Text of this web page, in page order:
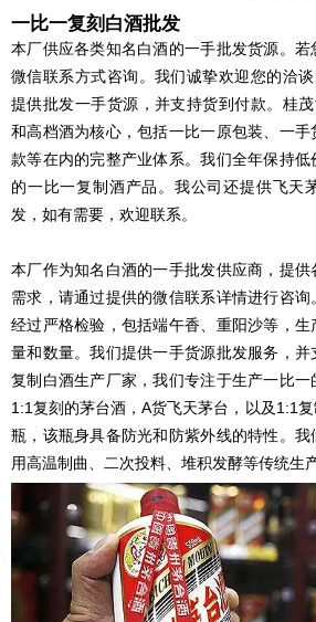
一比一复刻白酒批发
本厂供应各类知名白酒的一手批发货源。
微信联系方式咨询。我们诚挚欢迎您的洽
提供批发一手货源，并支持货到付款。桂
和高档酒为核心，包括一比一原包装、一
款等在内的完整产业体系。我们全年保持
的一比一复制酒产品。我公司还提供飞天
发，如有需要，欢迎联系。
本厂作为知名白酒的一手批发供应商，提
需求，请通过提供的微信联系详情进行咨
经过严格检验，包括端午香、重阳沙等，
量和数量。我们提供一手货源批发服务，
复制白酒生产厂家，我们专注于生产一比
1:1复刻的茅台酒，A货飞天茅台，以及1:1
瓶，该瓶身具备防光和防紫外线的特性。
用高温制曲、二次投料、堆积发酵等传统生